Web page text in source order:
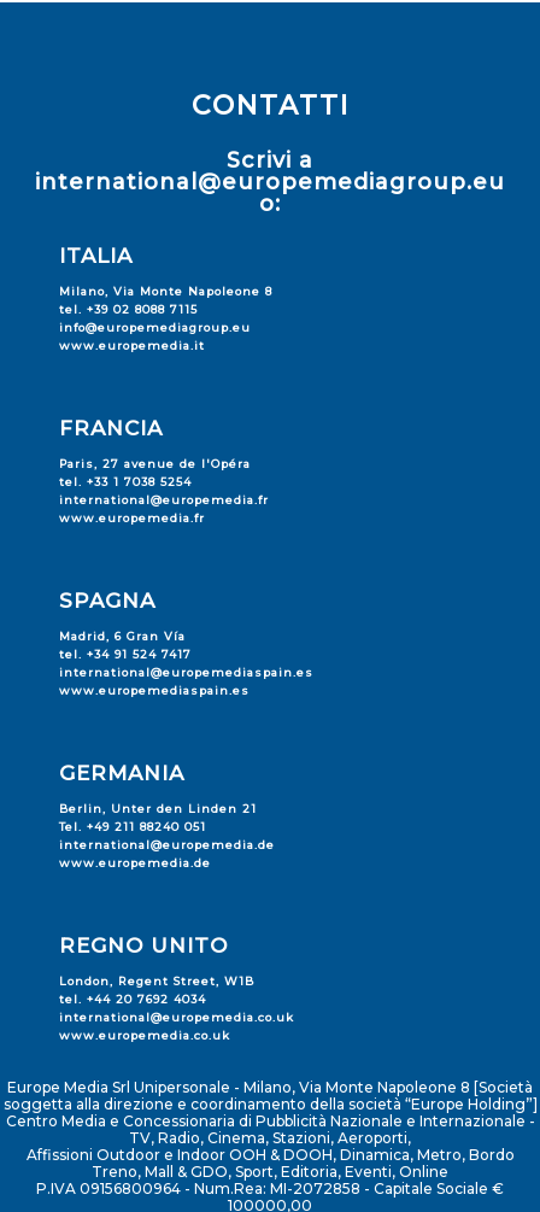
CONTATTI
Scrivi a
international@europemediagroup.eu
o:
ITALIA
Milano, Via Monte Napoleone 8
tel. +39 02 8088 7115
info@europemediagroup.eu
www.europemedia.it
FRANCIA
Paris, 27 avenue de l'Opéra
tel. +33 1 7038 5254
international@europemedia.fr
www.europemedia.fr
SPAGNA
Madrid, 6 Gran Vía
tel. +34 91 524 7417
international@europemediaspain.es
www.europemediaspain.es
GERMANIA
Berlin, Unter den Linden 21
Tel. +49 211 88240 051
international@europemedia.de
www.europemedia.de
REGNO UNITO
London, Regent Street, W1B
tel. +44 20 7692 4034
international@europemedia.co.uk
www.europemedia.co.uk
Europe Media Srl Unipersonale - Milano, Via Monte Napoleone 8 [Società
soggetta alla direzione e coordinamento della società “Europe Holding”]
Centro Media e Concessionaria di Pubblicità Nazionale e Internazionale -
TV, Radio, Cinema, Stazioni, Aeroporti,
Affissioni Outdoor e Indoor OOH & DOOH, Dinamica, Metro, Bordo
Treno, Mall & GDO, Sport, Editoria, Eventi, Online
P.IVA 09156800964 - Num.Rea: MI-2072858 - Capitale Sociale €
100000,00